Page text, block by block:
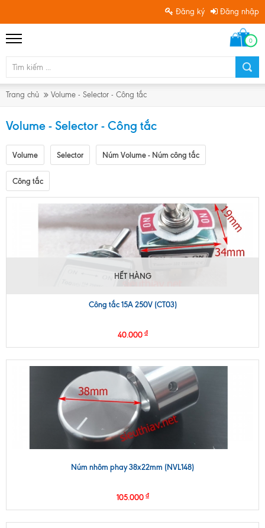
Đăng ký Đăng nhập
0
Trang chủ Volume - Selector - Công tắc
Volume - Selector - Công tắc
Volume Selector Núm Volume - Núm công tắc
Công tắc
Công tắc 15A 250V (CT03)
40.000 ₫
HẾT HÀNG
Núm nhôm phay 38x22mm (NVL148)
105.000 ₫